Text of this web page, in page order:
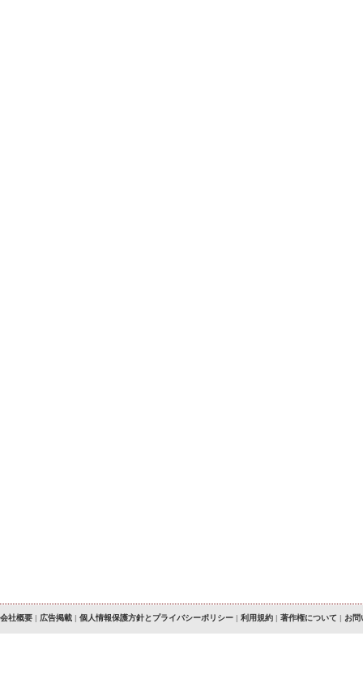
会社概要 | 広告掲載 | 個人情報保護方針とプライバシーポリシー | 利用規約 | 著作権について | お問